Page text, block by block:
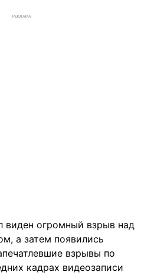
РЕКЛАМА
виден огромный взрыв над
а затем появились
взрывы по
кадрах видеозаписи